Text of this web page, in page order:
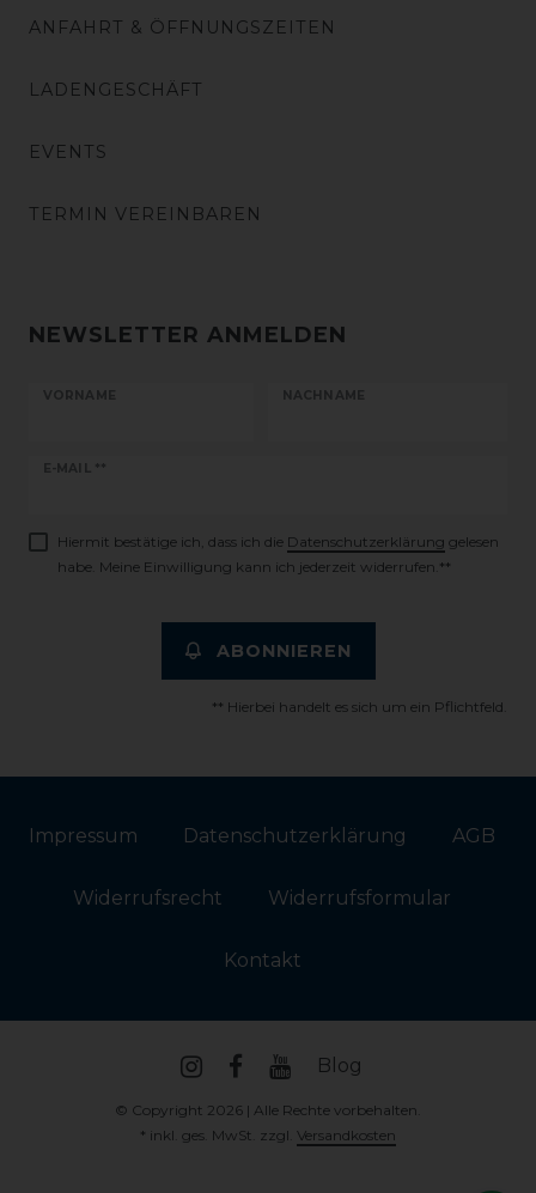
ANFAHRT & ÖFFNUNGSZEITEN
LADENGESCHÄFT
EVENTS
TERMIN VEREINBAREN
NEWSLETTER ANMELDEN
VORNAME NACHNAME
E-MAIL **
Newsletter
Hiermit bestätige ich, dass ich die Daten­schutz­erklärung gelesen
habe. Meine Einwilligung kann ich jederzeit widerrufen.**
ABONNIEREN
** Hierbei handelt es sich um ein Pflichtfeld.
Impressum Daten­schutz­erklärung AGB
Widerrufs­recht Widerrufs­formular
Kontakt
Blog
© Copyright 2026 | Alle Rechte vorbehalten.
* inkl. ges. MwSt. zzgl. Versandkosten